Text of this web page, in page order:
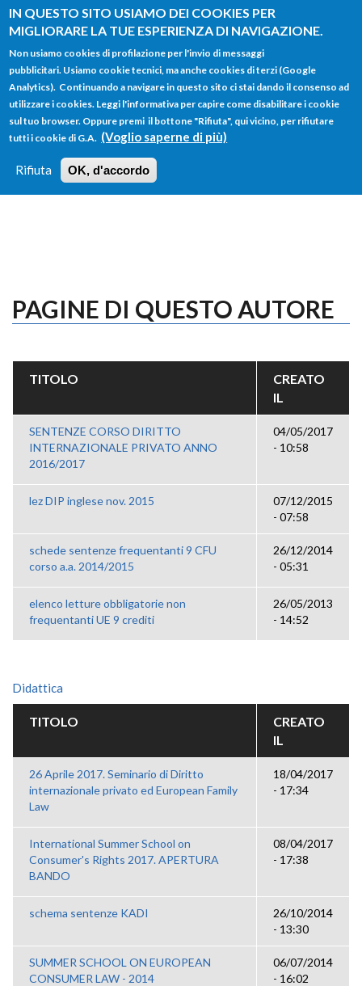
IN QUESTO SITO USIAMO DEI COOKIES PER
MIGLIORARE LA TUE ESPERIENZA DI NAVIGAZIONE.
Non usiamo cookies di profilazione per l'invio di messaggi
pubblicitari. Usiamo cookie tecnici, ma anche cookies di terzi (Google
Analytics). Continuando a navigare in questo sito ci stai dando il consenso ad
utilizzare i cookies. Leggi l'informativa per capire come disabilitare i cookie
sul tuo browser. Oppure premi il bottone "Rifiuta", qui vicino, per rifiutare
tutti i cookie di G.A. (Voglio saperne di più)
Rifiuta OK, d'accordo
Salta al contenuto principale
FORM
DI
RICERCA
Main menu
HOME TUTTI I PROFILI
LOGIN
PAGINE DI QUESTO AUTORE
TITOLO
CREATO
IL
SENTENZE CORSO DIRITTO
INTERNAZIONALE PRIVATO ANNO
2016/2017
04/05/2017
- 10:58
lez DIP inglese nov. 2015
07/12/2015
- 07:58
schede sentenze frequentanti 9 CFU
corso a.a. 2014/2015
26/12/2014
- 05:31
elenco letture obbligatorie non
frequentanti UE 9 crediti
26/05/2013
- 14:52
Didattica
TITOLO
CREATO
IL
26 Aprile 2017. Seminario di Diritto
internazionale privato ed European Family
Law
18/04/2017
- 17:34
International Summer School on
Consumer's Rights 2017. APERTURA
BANDO
08/04/2017
- 17:38
schema sentenze KADI
26/10/2014
- 13:30
SUMMER SCHOOL ON EUROPEAN
CONSUMER LAW - 2014
06/07/2014
- 16:02